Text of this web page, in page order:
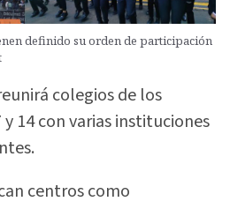
definido su orden de participación
colegios de los
14 con varias instituciones
centros como